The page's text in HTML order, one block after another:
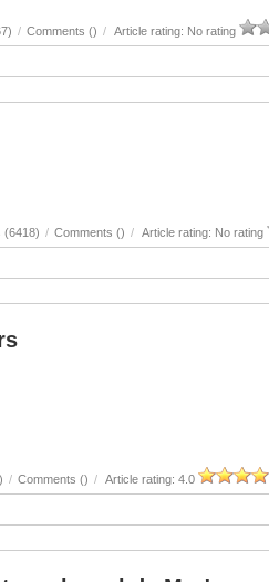
/ Comments () / Article rating: No rating
(6418) / Comments () / Article rating: No rating
/ Comments () / Article rating: 4.0